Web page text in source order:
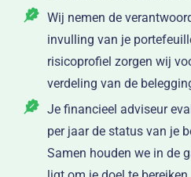
Wij nemen de
invulling van je
risicoprofiel zorgen wij
verdeling van de
Je financieel adviseur
per jaar de status van je
Samen houden we in de